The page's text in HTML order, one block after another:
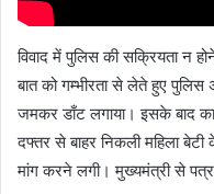
विवाद में पुलिस की सक्रियता न
बात को गम्भीरता से लेते हुए पुलिस
जमकर डाँट लगाया। इसके बाद
दफ्तर से बाहर निकली महिला
मांग करने लगी। मुख्यमंत्री से